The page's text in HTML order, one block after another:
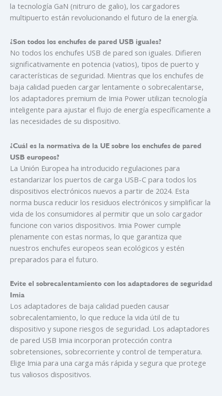
la tecnología GaN (nitruro de galio), los cargadores
multipuerto están revolucionando el futuro de la energía.
¿Son todos los enchufes de pared USB iguales?
No todos los enchufes USB de pared son iguales. Difieren
significativamente en potencia (vatios), tipos de puerto y
características de seguridad. Mientras que los enchufes de
baja calidad pueden cargar lentamente o sobrecalentarse,
los adaptadores premium de Imia Power utilizan tecnología
inteligente para ajustar el flujo de energía específicamente a
las necesidades de su dispositivo.
¿Cuál es la normativa de la UE sobre los enchufes de pared
USB europeos?
La Unión Europea ha introducido regulaciones para
estandarizar los puertos de carga USB-C para todos los
dispositivos electrónicos nuevos a partir de 2024. Esta
norma busca reducir los residuos electrónicos y simplificar la
vida de los consumidores al permitir que un solo cargador
funcione con varios dispositivos. Imia Power cumple
plenamente con estas normas, lo que garantiza que
nuestros enchufes europeos sean ecológicos y estén
preparados para el futuro.
Evite el sobrecalentamiento con los adaptadores de seguridad
Imia
Los adaptadores de baja calidad pueden causar
sobrecalentamiento, lo que reduce la vida útil de tu
dispositivo y supone riesgos de seguridad. Los adaptadores
de pared USB Imia incorporan protección contra
sobretensiones, sobrecorriente y control de temperatura.
Elige Imia para una carga más rápida y segura que protege
tus valiosos dispositivos.